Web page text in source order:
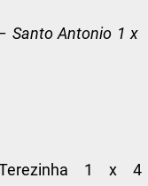
Santo Antonio 1 x
Terezinha 1 x 4